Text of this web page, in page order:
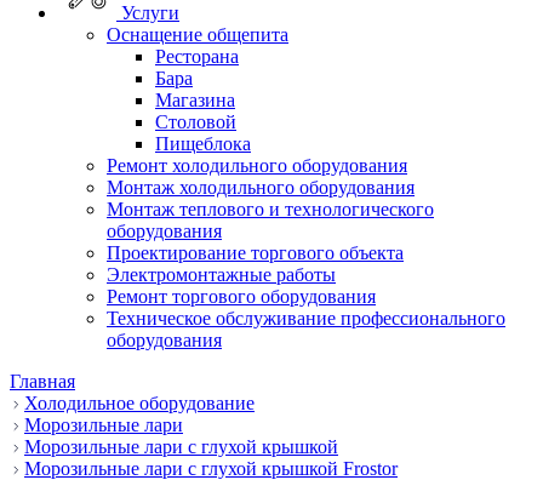
Услуги
Оснащение общепита
Ресторана
Бара
Магазина
Столовой
Пищеблока
Ремонт холодильного оборудования
Монтаж холодильного оборудования
Монтаж теплового и технологического
оборудования
Проектирование торгового объекта
Электромонтажные работы
Ремонт торгового оборудования
Техническое обслуживание профессионального
оборудования
Главная
Холодильное оборудование
Морозильные лари
Морозильные лари с глухой крышкой
Морозильные лари с глухой крышкой Frostor